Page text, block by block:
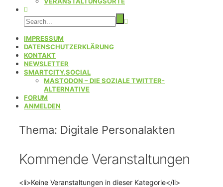
IMPRESSUM
DATENSCHUTZERKLÄRUNG
KONTAKT
NEWSLETTER
SMARTCITY.SOCIAL
MASTODON – DIE SOZIALE TWITTER-
ALTERNATIVE
FORUM
ANMELDEN
Thema: Digitale Personalakten
Kommende Veranstaltungen
<li>Keine Veranstaltungen in dieser Kategorie</li>